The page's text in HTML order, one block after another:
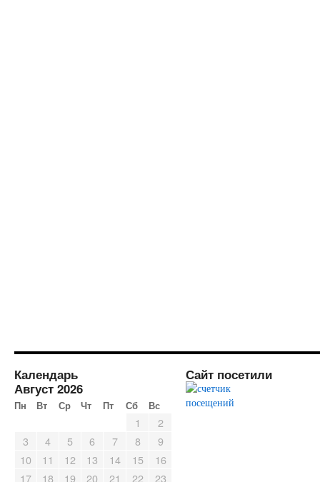
Календарь
Август 2026
Пн Вт Ср Чт Пт Сб Вс
1
2
3
4 5 6 7 8
9
10
11 12 13 14 15
16
17
18 19 20 21 22
23
Сайт посетили